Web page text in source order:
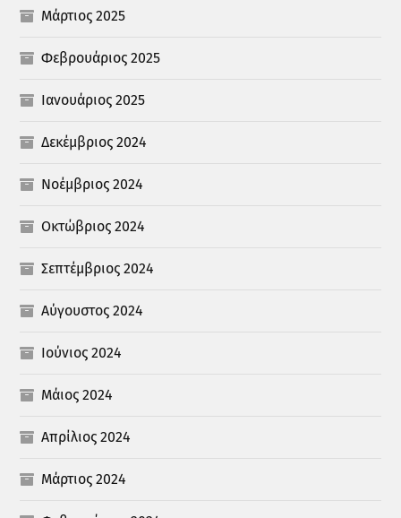
Μάρτιος 2025
Φεβρουάριος 2025
Ιανουάριος 2025
Δεκέμβριος 2024
Νοέμβριος 2024
Οκτώβριος 2024
Σεπτέμβριος 2024
Αύγουστος 2024
Ιούνιος 2024
Μάιος 2024
Απρίλιος 2024
Μάρτιος 2024